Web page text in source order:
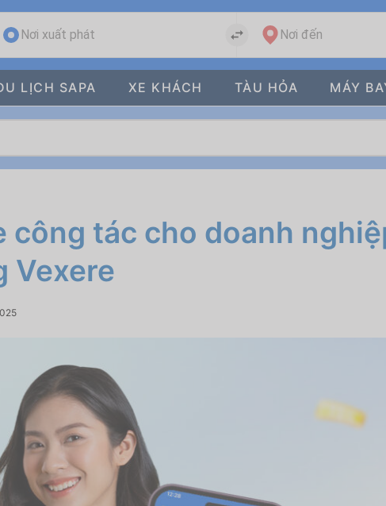
Nơi xuất phát Nơi đến
LỊCH SAPA XE KHÁCH TÀU HỎA MÁY
công tác cho doanh
Vexere